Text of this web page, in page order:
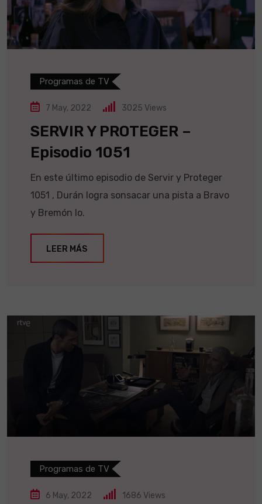
Programas de TV
7 May, 2022 3025 Views
SERVIR Y PROTEGER –
Episodio 1051
En este último episodio de Servir y Proteger
1051 , Durán logra sonsacar una pista a Bravo
y Bremón lo.
LEER MÁS
Programas de TV
6 May, 2022 1686 Views